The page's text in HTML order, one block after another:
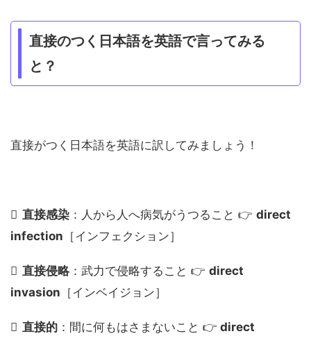
直接のつく日本語を英語で言ってみる
と？
直接がつく日本語を英語に訳してみましょう！
直接感染 ：人から人へ病気がうつること 👉 direct
infection ［インフェクション］
直接侵略 ：武力で侵略すること 👉 direct
invasion ［インベイジョン］
直接的 ：間に何もはさまないこと 👉 direct